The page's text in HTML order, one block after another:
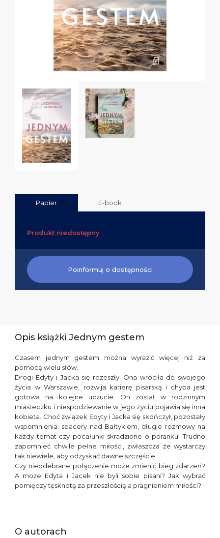
Papier E-book
Produkt niedostępny
Poinformuj o dostępności
Opis książki Jednym gestem
Czasem jednym gestem można wyrazić więcej niż za
pomocą wielu słów.
Drogi Edyty i Jacka się rozeszły. Ona wróciła do swojego
życia w Warszawie, rozwija karierę pisarską i chyba jest
gotowa na kolejne uczucie. On został w rodzinnym
miasteczku i niespodziewanie w jego życiu pojawia się inna
kobieta. Choć związek Edyty i Jacka się skończył, pozostały
wspomnienia: spacery nad Bałtykiem, długie rozmowy na
każdy temat czy pocałunki skradzione o poranku. Trudno
zapomnieć chwile pełne miłości, zwłaszcza że wystarczy
tak niewiele, aby odzyskać dawne szczęście.
Czy nieodebrane połączenie może zmienić bieg zdarzeń?
A może Edyta i Jacek nie byli sobie pisani? Jak wybrać
pomiędzy tęsknotą za przeszłością a pragnieniem miłości?
O autorach